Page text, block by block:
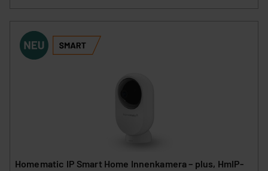
Homematic IP Smart Home Innenkamera – plus, HmIP-